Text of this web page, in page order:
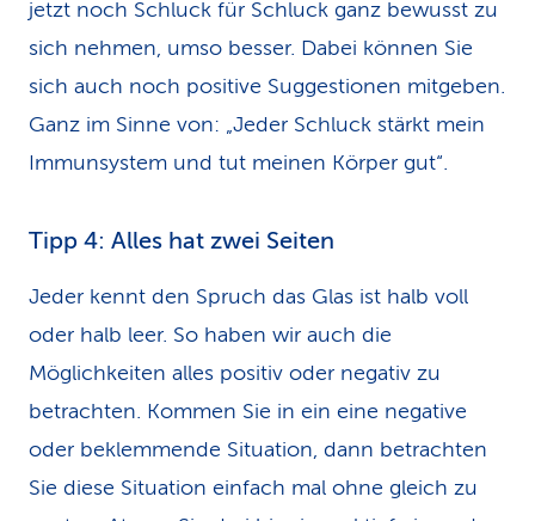
jetzt noch Schluck für Schluck ganz bewusst zu
sich nehmen, umso besser. Dabei können Sie
sich auch noch positive Suggestionen mitgeben.
Ganz im Sinne von: „Jeder Schluck stärkt mein
Immunsystem und tut meinen Körper gut“.
Tipp 4: Alles hat zwei Seiten
Jeder kennt den Spruch das Glas ist halb voll
oder halb leer. So haben wir auch die
Möglichkeiten alles positiv oder negativ zu
betrachten. Kommen Sie in ein eine negative
oder beklemmende Situation, dann betrachten
Sie diese Situation einfach mal ohne gleich zu